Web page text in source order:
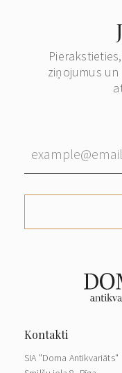
ziņojumus
SIA "Doma Antikvariāts"